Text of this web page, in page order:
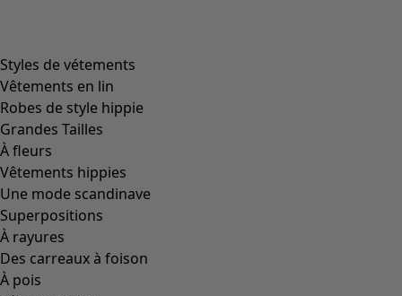
Styles de vétements
Vêtements en lin
Robes de style hippie
Grandes Tailles
À fleurs
Vêtements hippies
Une mode scandinave
Superpositions
À rayures
Des carreaux à foison
À pois